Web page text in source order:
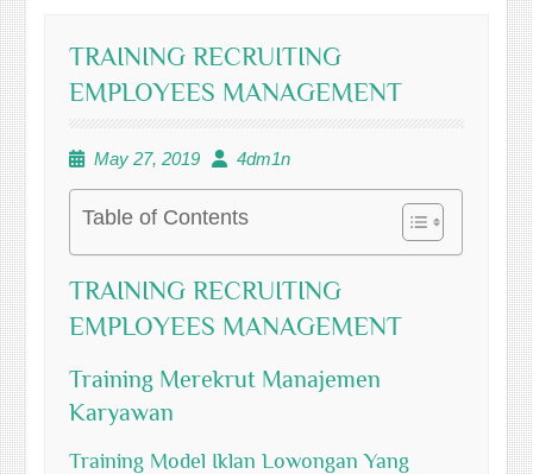
TRAINING RECRUITING
EMPLOYEES MANAGEMENT
May 27, 2019 4dm1n
Table of Contents
TRAINING RECRUITING
EMPLOYEES MANAGEMENT
Training Merekrut Manajemen
Karyawan
Training Model Iklan Lowongan Yang